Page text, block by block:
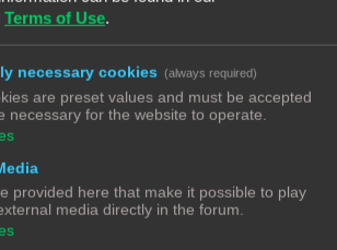
Ch3vr0n
Tecumseh «10/04/23, 14:06
Terms of Use.
necessary cookies (always required)
are preset values and must be accepted
necessary for the website to operate.
provided here that make it possible to play
media directly in the forum.